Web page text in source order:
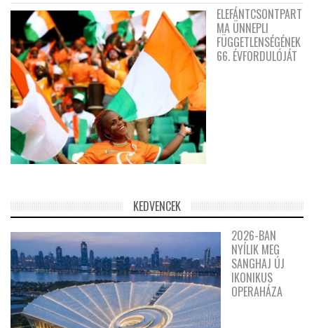
ELEFÁNTCSONTPART
MA ÜNNEPLI
FÜGGETLENSÉGÉNEK
66. ÉVFORDULÓJÁT
KEDVENCEK
2026-BAN
NYÍLIK MEG
SANGHAJ ÚJ
IKONIKUS
OPERAHÁZA